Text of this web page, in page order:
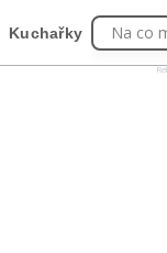
Kuchařky Na co